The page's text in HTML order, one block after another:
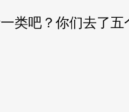
吧？你们去了五